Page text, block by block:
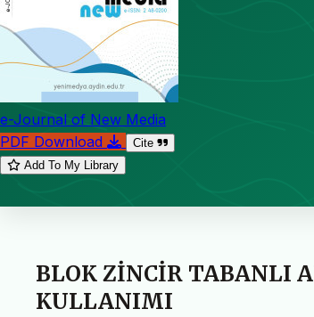
e-Journal of New Media
PDF Download
Cite
Add To My Library
BLOK ZİNCİR TABANLI
KULLANIMI